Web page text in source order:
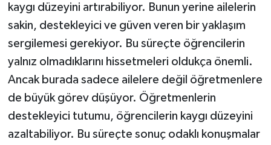
kaygı düzeyini artırabiliyor. Bunun yerine ailelerin
sakin, destekleyici ve güven veren bir yaklaşım
sergilemesi gerekiyor. Bu süreçte öğrencilerin
yalnız olmadıklarını hissetmeleri oldukça önemli.
Ancak burada sadece ailelere değil öğretmenlere
de büyük görev düşüyor. Öğretmenlerin
destekleyici tutumu, öğrencilerin kaygı düzeyini
azaltabiliyor. Bu süreçte sonuç odaklı konuşmalar
SPOR HABERLERİ
TEKNOLOJİ
Turizm
ÜLKE GÜNDEMİ
YAŞAM